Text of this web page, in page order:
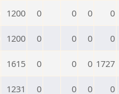
1200 0 0 0 0
1200 0 0 0 0
1615 0 0 0 1727
1231 0 0 0 0